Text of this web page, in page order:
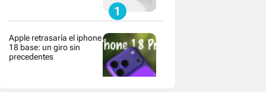
Apple retrasaría el iphone
18 base: un giro sin
precedentes